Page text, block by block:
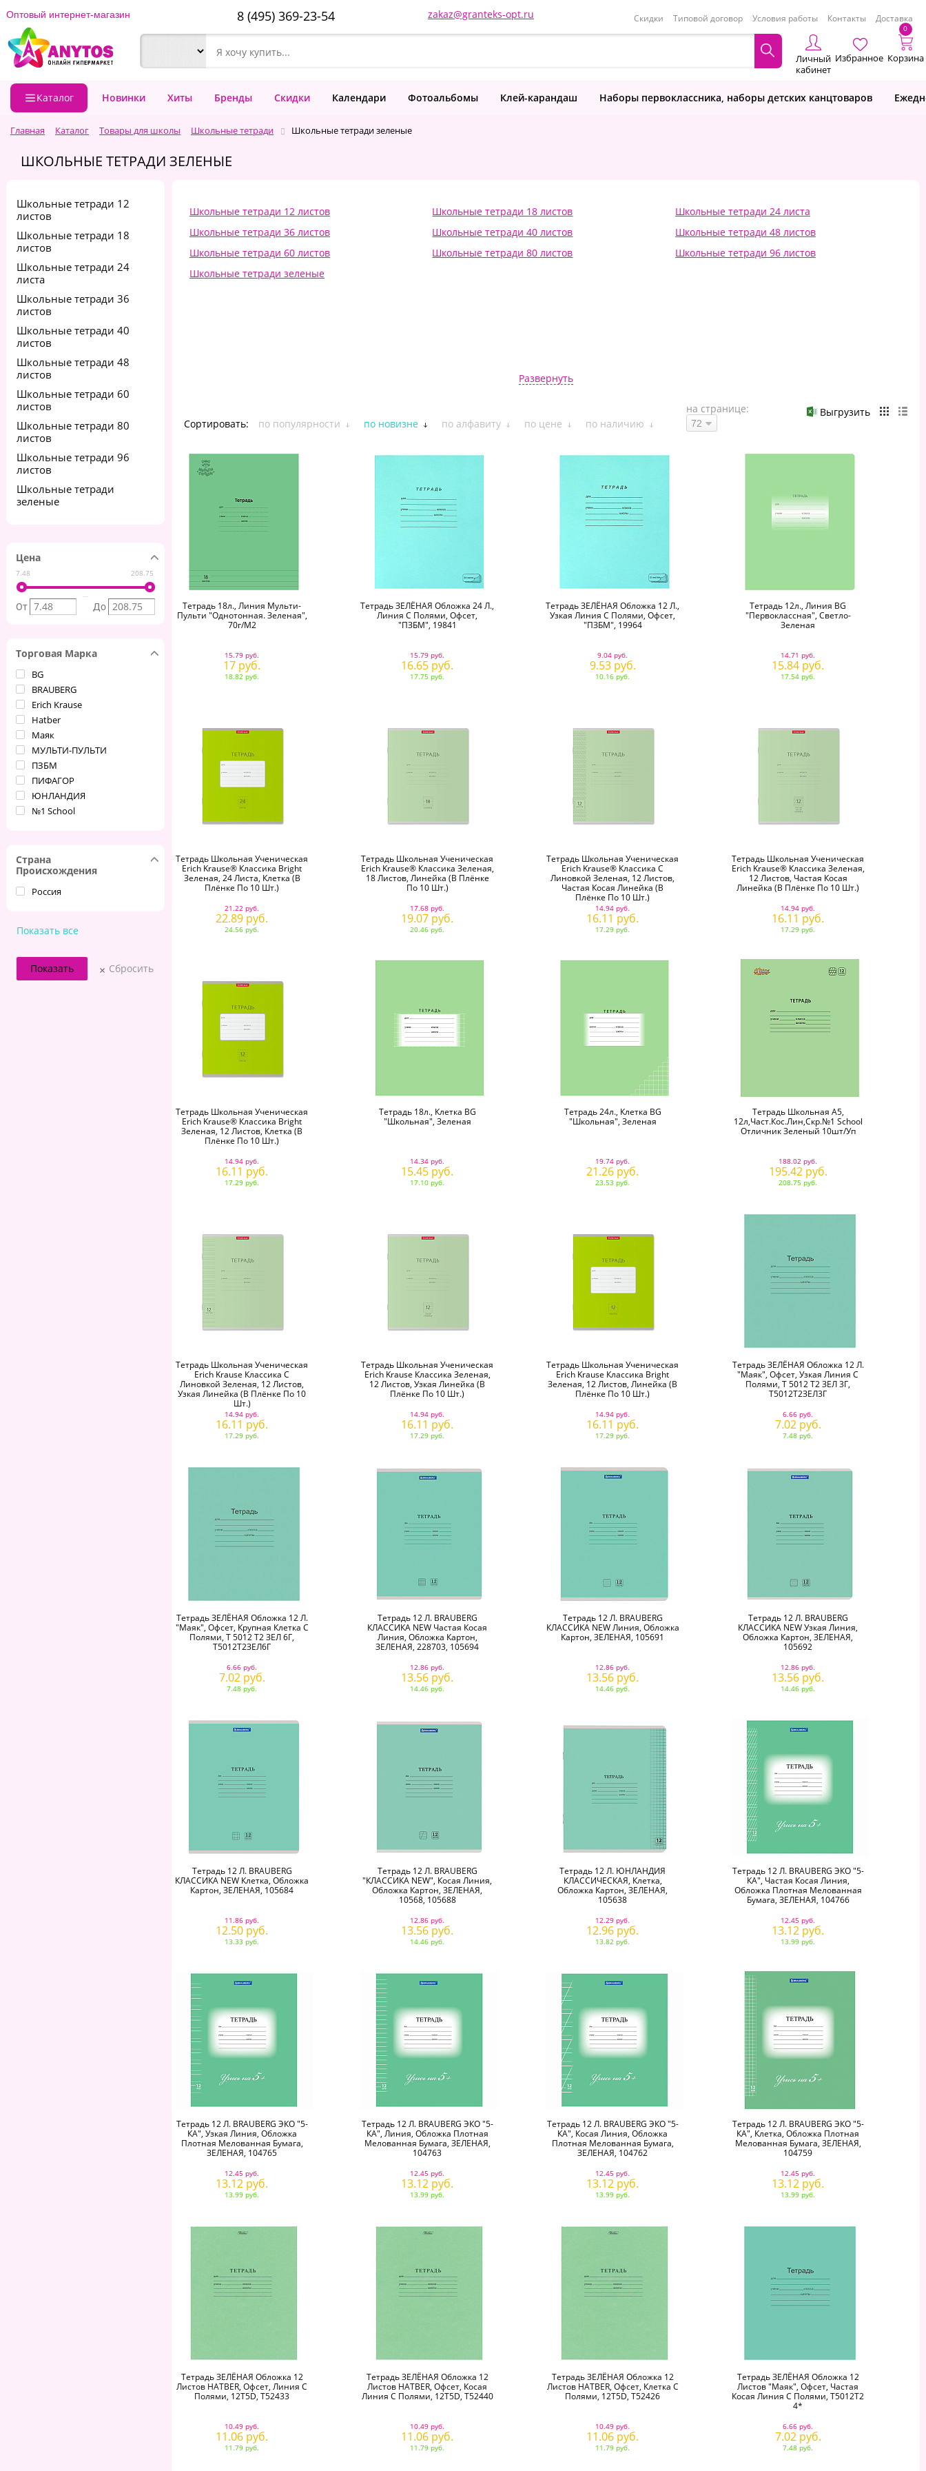
Оптовый интернет-магазин 8 (495) 369-23-54 zakaz@granteks-opt.ru Скидки Типовой договор Условия работы Контакты Доставка
Личный
кабинет
Избранное
0
Корзина
Каталог Новинки Хиты Бренды Скидки Календари Фотоальбомы Клей-карандаш Наборы первоклассника, наборы детских канцтоваров
Главная Каталог Товары для школы Школьные тетради Школьные тетради зеленые
ШКОЛЬНЫЕ ТЕТРАДИ ЗЕЛЕНЫЕ
Школьные тетради 12
листов
Школьные тетради 18
листов
Школьные тетради 24
листа
Школьные тетради 36
листов
Школьные тетради 40
листов
Школьные тетради 48
листов
Школьные тетради 60
листов
Школьные тетради 80
листов
Школьные тетради 96
листов
Школьные тетради
зеленые
Цена
7.48 208.75
От До
Торговая Марка
BG
BRAUBERG
Erich Krause
Hatber
Маяк
МУЛЬТИ-ПУЛЬТИ
ПЗБМ
ПИФАГОР
ЮНЛАНДИЯ
№1 School
Страна
Происхождения
Россия
Показать все
Сбросить
Школьные тетради 12 листов Школьные тетради 18 листов
Школьные тетради 24 листа
Школьные тетради 36 листов
Школьные тетради 40 листов
Школьные тетради 48 листов
Школьные тетради 60 листов
Школьные тетради 80 листов
Школьные тетради 96 листов
Школьные тетради зеленые
Развернуть
Выгрузить
Сортировать:
по популярности по новизне по алфавиту по цене по наличию
на странице:
Тетрадь 18л., Линия Мульти-
Пульти "Однотонная. Зеленая",
70г/м2
15.79 руб.
17 руб.
18.82 руб.
Тетрадь ЗЕЛЁНАЯ Обложка 24 Л.,
Линия С Полями, Офсет,
"ПЗБМ", 19841
15.79 руб.
16.65 руб.
17.75 руб.
Тетрадь ЗЕЛЁНАЯ Обложка 12 Л.,
Узкая Линия С Полями, Офсет,
"ПЗБМ", 19964
9.04 руб.
9.53 руб.
10.16 руб.
Тетрадь 12л., Линия BG
"Первоклассная", Светло-
Зеленая
14.71 руб.
15.84 руб.
17.54 руб.
Тетрадь Школьная Ученическая
Erich Krause® Классика Bright
Зеленая, 24 Листа, Клетка (в
Плёнке По 10 Шт.)
21.22 руб.
22.89 руб.
24.56 руб.
Тетрадь Школьная Ученическая
Erich Krause® Классика Зеленая,
18 Листов, Линейка (в Плёнке
По 10 Шт.)
17.68 руб.
19.07 руб.
20.46 руб.
Тетрадь Школьная Ученическая
Erich Krause® Классика С
Линовкой Зеленая, 12 Листов,
Частая Косая Линейка (в
Плёнке По 10 Шт.)
14.94 руб.
16.11 руб.
17.29 руб.
Тетрадь Школьная Ученическая
Erich Krause® Классика Зеленая,
12 Листов, Частая Косая
Линейка (в Плёнке По 10 Шт.)
14.94 руб.
16.11 руб.
17.29 руб.
Тетрадь Школьная Ученическая
Erich Krause® Классика Bright
Зеленая, 12 Листов, Клетка (в
Плёнке По 10 Шт.)
14.94 руб.
16.11 руб.
17.29 руб.
Тетрадь 18л., Клетка BG
"Школьная", Зеленая
14.34 руб.
15.45 руб.
17.10 руб.
Тетрадь 24л., Клетка BG
"Школьная", Зеленая
19.74 руб.
21.26 руб.
23.53 руб.
Тетрадь Школьная А5,
12л,част.кос.лин,скр.№1 School
Отличник Зеленый 10шт/уп
188.02 руб.
195.42 руб.
208.75 руб.
Тетрадь Школьная Ученическая
Erich Krause Классика С
Линовкой Зеленая, 12 Листов,
Узкая Линейка (в Плёнке По 10
Шт.)
14.94 руб.
16.11 руб.
17.29 руб.
Тетрадь Школьная Ученическая
Erich Krause Классика Зеленая,
12 Листов, Узкая Линейка (в
Плёнке По 10 Шт.)
14.94 руб.
16.11 руб.
17.29 руб.
Тетрадь Школьная Ученическая
Erich Krause Классика Bright
Зеленая, 12 Листов, Линейка (в
Плёнке По 10 Шт.)
14.94 руб.
16.11 руб.
17.29 руб.
Тетрадь ЗЕЛЁНАЯ Обложка 12 Л.
"Маяк", Офсет, Узкая Линия С
Полями, Т 5012 Т2 ЗЕЛ 3Г,
Т5012Т2ЗЕЛ3Г
6.66 руб.
7.02 руб.
7.48 руб.
Тетрадь ЗЕЛЁНАЯ Обложка 12 Л.
"Маяк", Офсет, Крупная Клетка С
Полями, Т 5012 Т2 ЗЕЛ 6Г,
Т5012Т2ЗЕЛ6Г
6.66 руб.
7.02 руб.
7.48 руб.
Тетрадь 12 Л. BRAUBERG
КЛАССИКА NEW Частая Косая
Линия, Обложка Картон,
ЗЕЛЕНАЯ, 228703, 105694
12.86 руб.
13.56 руб.
14.46 руб.
Тетрадь 12 Л. BRAUBERG
КЛАССИКА NEW Линия, Обложка
Картон, ЗЕЛЕНАЯ, 105691
12.86 руб.
13.56 руб.
14.46 руб.
Тетрадь 12 Л. BRAUBERG
КЛАССИКА NEW Узкая Линия,
Обложка Картон, ЗЕЛЕНАЯ,
105692
12.86 руб.
13.56 руб.
14.46 руб.
Тетрадь 12 Л. BRAUBERG
КЛАССИКА NEW Клетка, Обложка
Картон, ЗЕЛЕНАЯ, 105684
11.86 руб.
12.50 руб.
13.33 руб.
Тетрадь 12 Л. BRAUBERG
"КЛАССИКА NEW", Косая Линия,
Обложка Картон, ЗЕЛЕНАЯ,
10568, 105688
12.86 руб.
13.56 руб.
14.46 руб.
Тетрадь 12 Л. ЮНЛАНДИЯ
КЛАССИЧЕСКАЯ, Клетка,
Обложка Картон, ЗЕЛЕНАЯ,
105638
12.29 руб.
12.96 руб.
13.82 руб.
Тетрадь 12 Л. BRAUBERG ЭКО "5-
КА", Частая Косая Линия,
Обложка Плотная Мелованная
Бумага, ЗЕЛЕНАЯ, 104766
12.45 руб.
13.12 руб.
13.99 руб.
Тетрадь 12 Л. BRAUBERG ЭКО "5-
КА", Узкая Линия, Обложка
Плотная Мелованная Бумага,
ЗЕЛЕНАЯ, 104765
12.45 руб.
13.12 руб.
13.99 руб.
Тетрадь 12 Л. BRAUBERG ЭКО "5-
КА", Линия, Обложка Плотная
Мелованная Бумага, ЗЕЛЕНАЯ,
104763
12.45 руб.
13.12 руб.
13.99 руб.
Тетрадь 12 Л. BRAUBERG ЭКО "5-
КА", Косая Линия, Обложка
Плотная Мелованная Бумага,
ЗЕЛЕНАЯ, 104762
12.45 руб.
13.12 руб.
13.99 руб.
Тетрадь 12 Л. BRAUBERG ЭКО "5-
КА", Клетка, Обложка Плотная
Мелованная Бумага, ЗЕЛЕНАЯ,
104759
12.45 руб.
13.12 руб.
13.99 руб.
Тетрадь ЗЕЛЁНАЯ Обложка 12
Листов HATBER, Офсет, Линия С
Полями, 12Т5D, T52433
10.49 руб.
11.06 руб.
11.79 руб.
Тетрадь ЗЕЛЁНАЯ Обложка 12
Листов HATBER, Офсет, Косая
Линия С Полями, 12Т5D, T52440
10.49 руб.
11.06 руб.
11.79 руб.
Тетрадь ЗЕЛЁНАЯ Обложка 12
Листов HATBER, Офсет, Клетка С
Полями, 12Т5D, Т52426
10.49 руб.
11.06 руб.
11.79 руб.
Тетрадь ЗЕЛЁНАЯ Обложка 12
Листов "Маяк", Офсет, Частая
Косая Линия С Полями, Т5012Т2
4*
6.66 руб.
7.02 руб.
7.48 руб.